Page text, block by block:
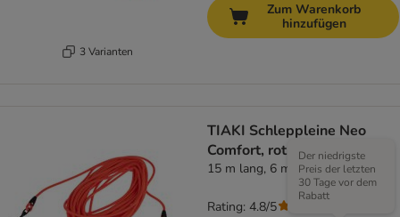
3 Varianten
Zum Warenkorb
hinzufügen
TIAKI Schleppleine Neo
Comfort, rot
15 m lang, 6 mm breit
Der niedrigste
Preis der letzten
30 Tage vor dem
Rabatt
Rating: 4.8/5